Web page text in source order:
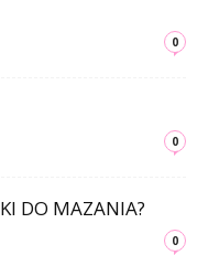
0
0
DO MAZANIA?
0